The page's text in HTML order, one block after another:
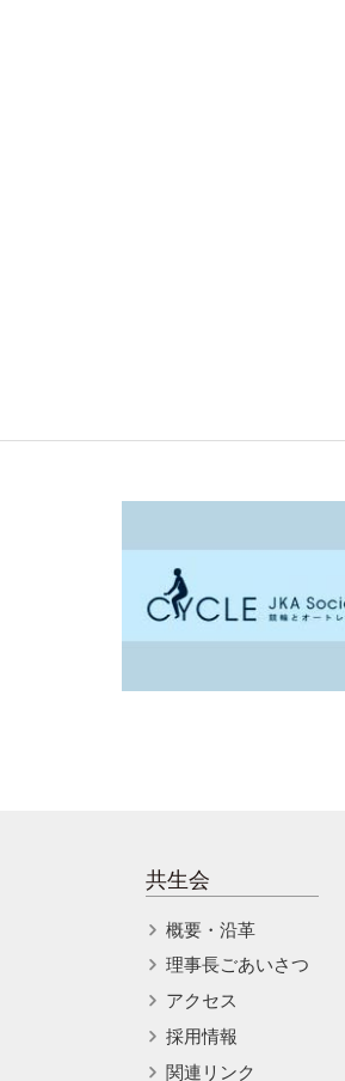
共生会
概要・沿革
理事長ごあいさつ
アクセス
採用情報
関連リンク